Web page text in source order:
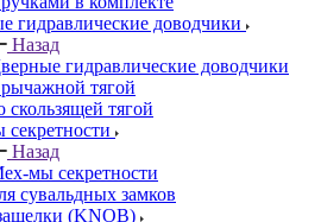
гидравлические доводчики
Назад
гидравлические доводчики
тягой
скользящей тягой
Назад
мы секретности
сувальдных замков
(KNOB)